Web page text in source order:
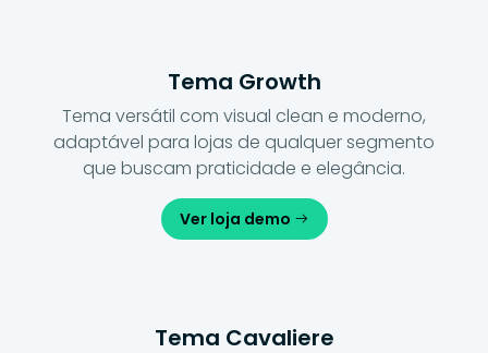
Tema Growth
Tema versátil com visual clean e moderno,
adaptável para lojas de qualquer segmento
que buscam praticidade e elegância.
Ver loja demo
Tema Cavaliere